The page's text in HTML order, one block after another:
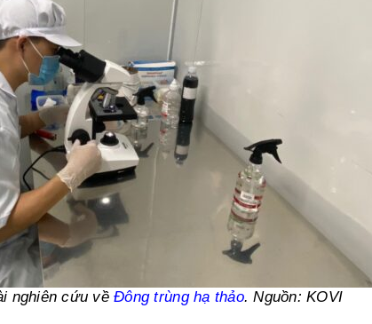
nghiên cứu vềĐông trùng hạ thảo. Nguồn: KOVI